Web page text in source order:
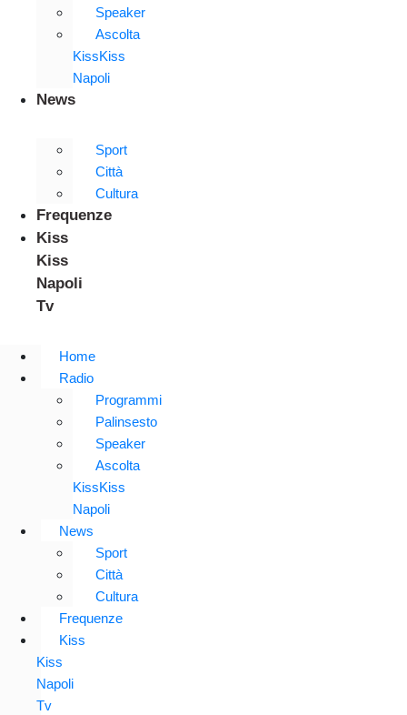
Speaker
Ascolta
KissKiss
Napoli
News
Sport
Città
Cultura
Frequenze
Kiss
Kiss
Napoli
Tv
Home
Radio
Programmi
Palinsesto
Speaker
Ascolta
KissKiss
Napoli
News
Sport
Città
Cultura
Frequenze
Kiss
Kiss
Napoli
Tv